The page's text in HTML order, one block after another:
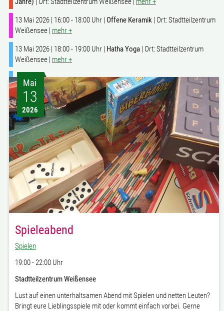
13 Mai 2026 | 16:00 - 18:00 Uhr | Offene Keramik | Ort: Stadtteilzentrum
Weißensee | mehr +
13 Mai 2026 | 18:00 - 19:00 Uhr | Hatha Yoga | Ort: Stadtteilzentrum
Weißensee | mehr +
Mai
13
2026
Spieleabend
Spielen
19:00 - 22:00 Uhr
Stadtteilzentrum Weißensee
Lust auf einen unterhaltsamen Abend mit Spielen und netten Leuten?
Bringt eure Lieblingsspiele mit oder kommt einfach vorbei. Gerne